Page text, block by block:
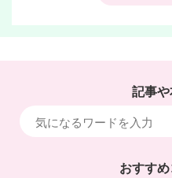
記事
おすす